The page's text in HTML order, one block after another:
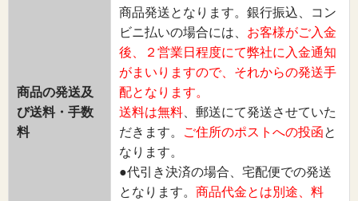
商品の発送及
び送料・手数
料
商品発送となります。銀行振込、コン
ビニ払いの場合には、 お客様がご入金
後、２営業日程度にて弊社に入金通知
がまいりますので、それからの発送手
配となります。
送料は無料 、郵送にて発送させていた
だきます。
ご住所のポストへの投函と
なります。
●代引き決済の場合、宅配便での発送
となります。 商品代金とは別途、料